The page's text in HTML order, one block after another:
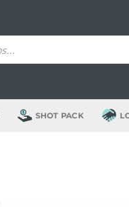
SHOT PACK